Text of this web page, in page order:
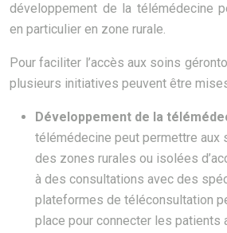
développement de la télémédecine
en particulier en zone rurale.
Pour faciliter l’accès aux soins
plusieurs initiatives peuvent être
Développement de la
télémédecine peut permettre aux
des zones rurales ou isolées
à des consultations avec des
plateformes de téléconsultation
place pour connecter les patients